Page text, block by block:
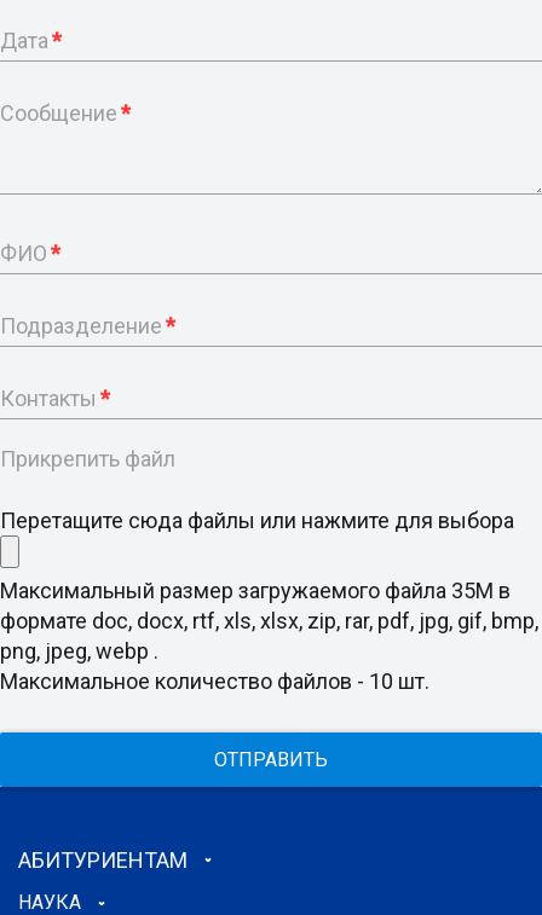
Дата*
Сообщение*
ФИО*
Подразделение*
Контакты *
Прикрепить файл
Перетащите сюда файлы или нажмите для выбора
Максимальный размер загружаемого файла 35M в
формате doc, docx, rtf, xls, xlsx, zip, rar, pdf, jpg, gif, bmp,
png, jpeg, webp .
Максимальное количество файлов - 10 шт.
ОТПРАВИТЬ
АБИТУРИЕНТАМ
НАУКА